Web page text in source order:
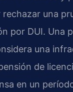
una
por DUI. Una
una
de
en un